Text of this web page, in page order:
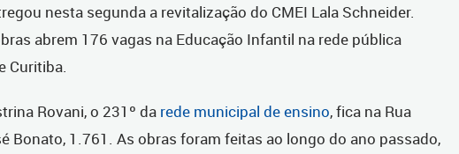
nesta segunda a revitalização do CMEI Lala Schneider.
abrem 176 vagas na Educação Infantil na rede pública
Curitiba.
Rovani, o 231º da rede municipal de ensino, fica na Rua
Bonato, 1.761. As obras foram feitas ao longo do ano passado,